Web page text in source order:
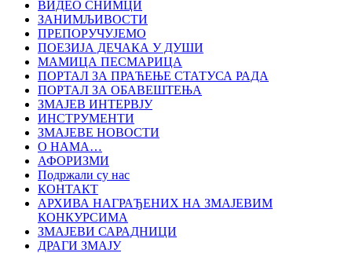
ВИДЕО СНИМЦИ
ЗАНИМЉИВОСТИ
ПРЕПОРУЧУЈЕМО
ПОЕЗИЈА ДЕЧАКА У ДУШИ
МАМИЦА ПЕСМАРИЦА
ПОРТАЛ ЗА ПРАЋЕЊЕ СТАТУСА РАДА
ПОРТАЛ ЗА ОБАВЕШТЕЊА
ЗМАЈЕВ ИНТЕРВЈУ
ИНСТРУМЕНТИ
ЗМАЈЕВЕ НОВОСТИ
О НАМА…
АФОРИЗМИ
Подржали су нас
КОНТАКТ
АРХИВА НАГРАЂЕНИХ НА ЗМАЈЕВИМ
КОНКУРСИМА
ЗМАЈЕВИ САРАДНИЦИ
ДРАГИ ЗМАЈУ